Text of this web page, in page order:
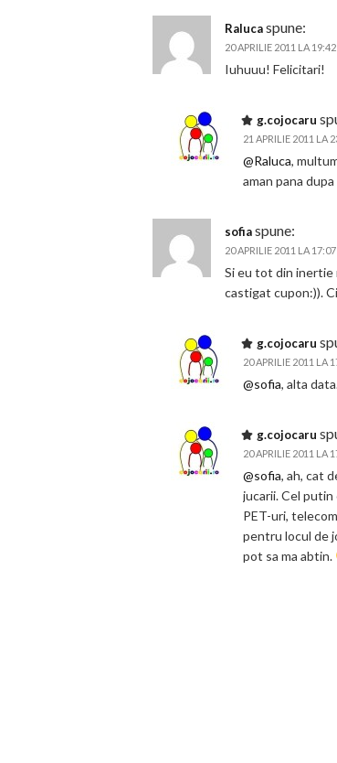
Ralucaspune:
20 APRILIE 2011 LA 19:42
Iuhuuu! Felicitari!
g.cojocaru
21 APRILIE 2011 LA
@Raluca,
aman pana
sofiaspune:
20 APRILIE 2011 LA 17:07
Si eu tot din inertie
castigat cupon:)).
g.cojocaru
20 APRILIE 2011 LA
@sofia, alta
g.cojocaru
20 APRILIE 2011 LA
@sofia, ah, cat
jucarii. Cel putin
PET-uri,
pentru locul de
pot sa ma abtin.